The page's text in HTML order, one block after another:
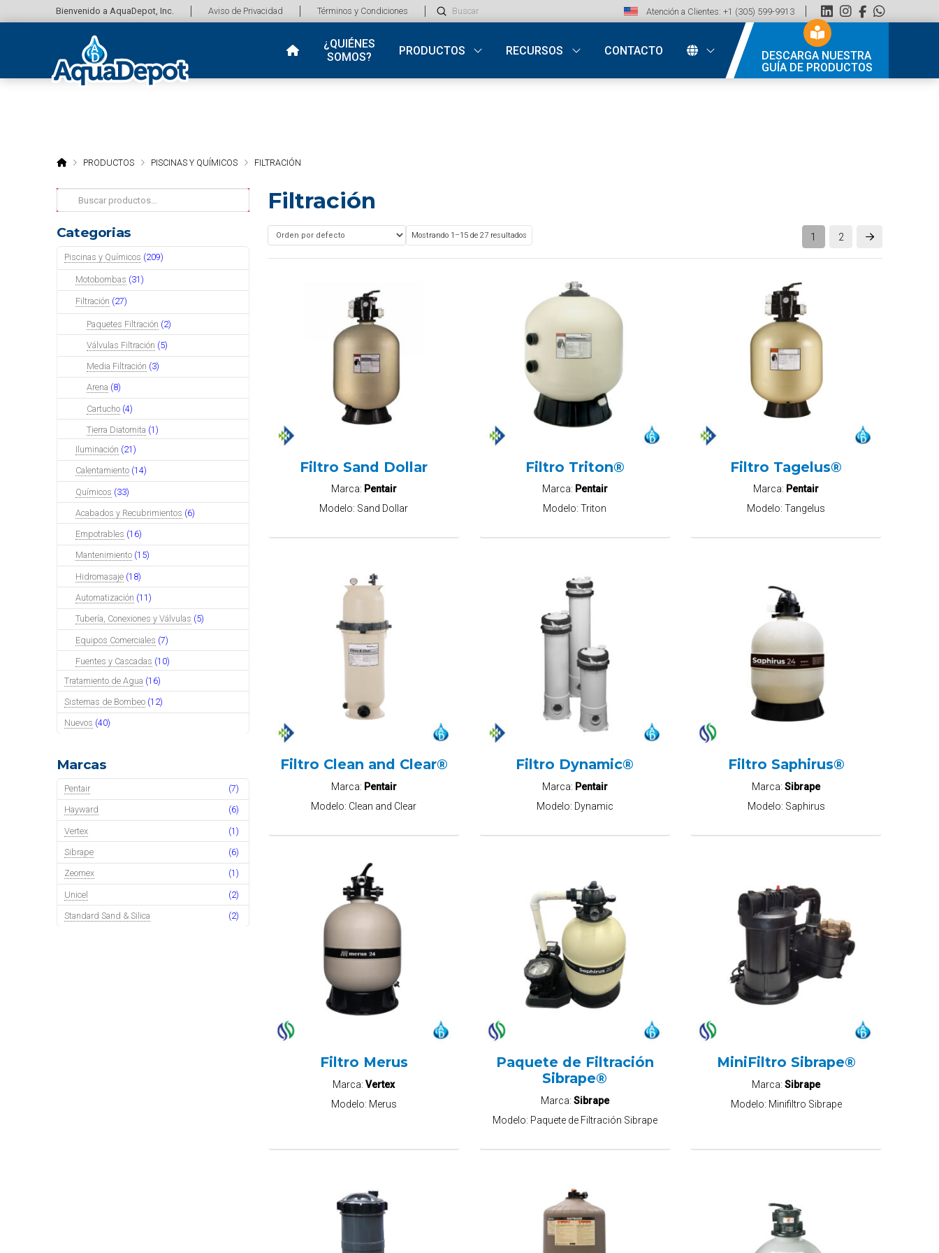
Bienvenido a AquaDepot, Inc. Aviso de Privacidad Términos y Condiciones
Search
Submit Atención a Clientes: +1 (305) 599-9913
¿QUIÉNES
SOMOS?
PRODUCTOS RECURSOS CONTACTO
DESCARGA NUESTRA
GUÍA DE PRODUCTOS
HOMEPRODUCTOS PISCINAS Y QUÍMICOS FILTRACIÓN
Buscar
por:
Categorias
Piscinas y Químicos (209)
Motobombas (31)
Filtración (27)
Paquetes Filtración (2)
Válvulas Filtración (5)
Media Filtración (3)
Arena (8)
Cartucho (4)
Tierra Diatomita (1)
Iluminación (21)
Calentamiento (14)
Químicos (33)
Acabados y Recubrimientos (6)
Empotrables (16)
Mantenimiento (15)
Hidromasaje (18)
Automatización (11)
Tubería, Conexiones y Válvulas (5)
Equipos Comerciales (7)
Fuentes y Cascadas (10)
Tratamiento de Agua (16)
Sistemas de Bombeo (12)
Nuevos (40)
Marcas
Pentair (7)
Hayward (6)
Vertex (1)
Sibrape (6)
Zeomex (1)
Unicel (2)
Standard Sand & Silica (2)
Filtración
Mostrando 1–15 de 27 resultados 1 2 Next
Filtro Sand Dollar
Marca: Pentair
Modelo: Sand Dollar
Filtro Triton®
Marca: Pentair
Modelo:Triton
Filtro Tagelus®
Marca: Pentair
Modelo: Tangelus
Filtro Clean and Clear®
Marca: Pentair
Modelo: Clean and Clear
Filtro Dynamic®
Marca: Pentair
Modelo: Dynamic
Filtro Saphirus®
Marca: Sibrape
Modelo: Saphirus
Filtro Merus
Marca:Vertex
Modelo: Merus
Paquete de Filtración
Sibrape®
Marca: Sibrape
Modelo: Paquete de Filtración Sibrape
MiniFiltro Sibrape®
Marca: Sibrape
Modelo: Minifiltro Sibrape